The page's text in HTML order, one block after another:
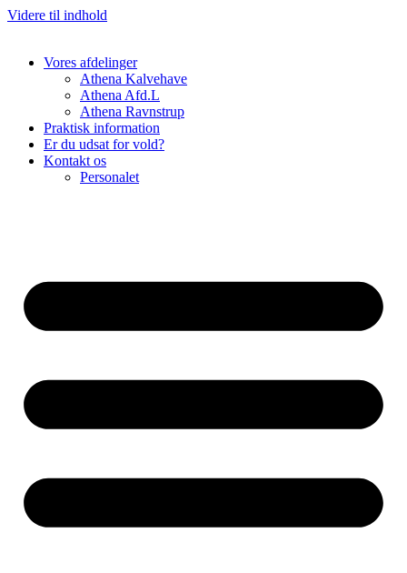
Videre til indhold
Vores afdelinger
Athena Kalvehave
Athena Afd.L
Athena Ravnstrup
Praktisk information
Er du udsat for vold?
Kontakt os
Personalet